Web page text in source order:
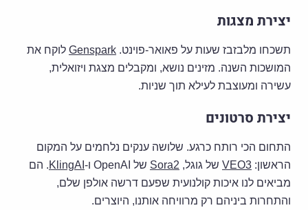
יצירת מצגות
תשכחו מלבזבז שעות על פאואר-פוינט. Genspark לוקח את
המושכות השנה. מזינים נושא, ומקבלים מצגת ויזואלית,
עשירה ומעוצבת לעילא תוך שניות.
יצירת סרטונים
התחום הכי רותח כרגע. שלושה ענקים נלחמים על המקום
הראשון: VEO3 של גוגל, Sora2 של OpenAI ו- KlingAI. הם
מביאים לנו איכות קולנועית שפעם דרשה אולפן שלם,
והתחרות ביניהם רק מרוויחה אותנו, היוצרים.